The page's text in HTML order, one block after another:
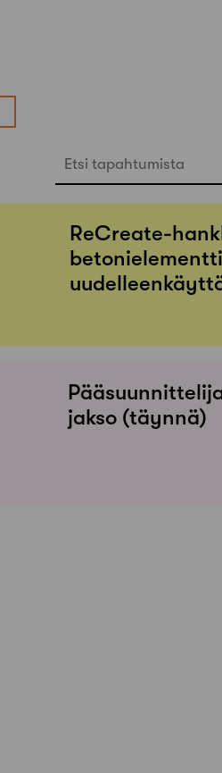
Etsi tapahtumista
ReCreate-
jakso (täynnä)